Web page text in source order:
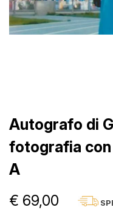
Autografo di
fotografia con
A
€ 69,00